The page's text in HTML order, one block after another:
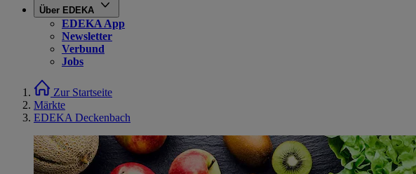
Über EDEKA
EDEKA App
Newsletter
Verbund
Jobs
Zur Startseite
Märkte
EDEKA Deckenbach